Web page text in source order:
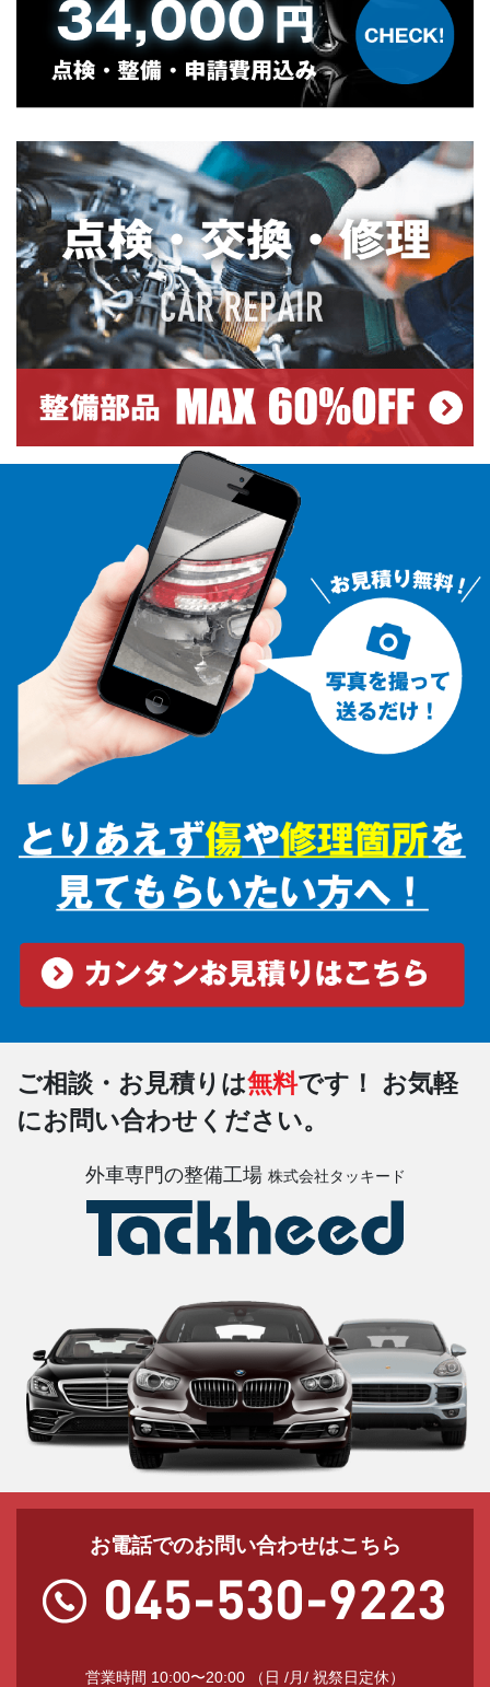
ご相談・お見積りは無料です！
お気軽
にお問い合わせください。
外車専門の整備工場 株式会社タッキード
お電話でのお問い合わせはこちら
営業時間 10:00〜20:00 （日 /月/ 祝祭日定休）